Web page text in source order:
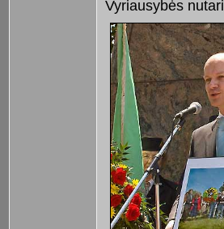
Vyriausybės